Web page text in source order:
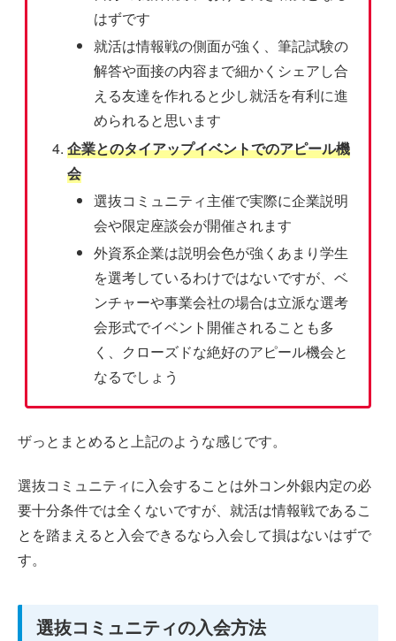
はずです
就活は情報戦の側面が強く、筆記試験の
解答や面接の内容まで細かくシェアし合
える友達を作れると少し就活を有利に進
められると思います
企業とのタイアップイベントでのアピール機
会
選抜コミュニティ主催で実際に企業説明
会や限定座談会が開催されます
外資系企業は説明会色が強くあまり学生
を選考しているわけではないですが、ベ
ンチャーや事業会社の場合は立派な選考
会形式でイベント開催されることも多
く、クローズドな絶好のアピール機会と
なるでしょう
ザっとまとめると上記のような感じです。
選抜コミュニティに入会することは外コン外銀内定の必
要十分条件では全くないですが、就活は情報戦であるこ
とを踏まえると入会できるなら入会して損はないはずで
す。
選抜コミュニティの入会方法